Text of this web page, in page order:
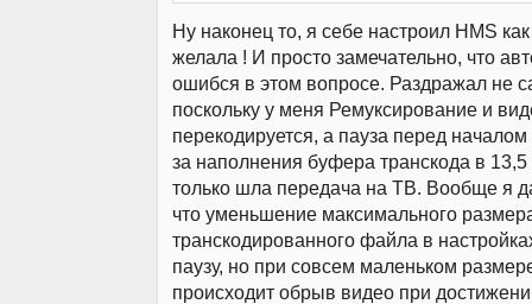
Ну наконец то, я себе настроил HMS
желала ! И просто замечательно, что
ошибся в этом вопросе. Раздражал не
поскольку у меня Ремуксирование и
перекодируется, а пауза перед
за наполнения буфера транскода в 13,5
только шла передача на ТВ. Вообще я
что уменьшение максимального
транскодированного файла в
паузу, но при совсем маленьком
происходит обрыв видео при